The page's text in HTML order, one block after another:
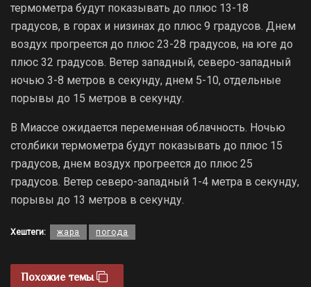
термометра будут показывать до плюс 13-18
градусов, в горах и низинах до плюс 9 градусов. Днем
воздух прогреется до плюс 23-28 градусов, на юге до
плюс 32 градусов. Ветер западный, северо-западный
ночью 3-8 метров в секунду, днем 5-10, отдельные
порывы до 15 метров в секунду.
В Миассе ожидается переменная облачность. Ночью
столбики термометра будут показывать до плюс 15
градусов, днем воздух прогреется до плюс 25
градусов. Ветер северо-западный 1-4 метра в секунду,
порывы до 13 метров в секунду.
Хештеги: жара погода
Похожие темы